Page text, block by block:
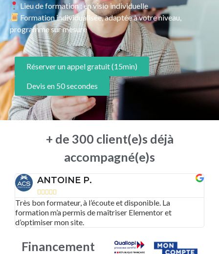
Lieu de formation : en visio individuelle
Formation individualisée, adaptée à votre niveau,
programme sur mesure
Réserver un appel gratuit (15min)
Devis en 50 secondes
+ de 300 client(e)s déjà
accompagné(e)s
La
et
Une formation claire, accessible et
les entrepreneurs souhaitant gérer leur
Financement